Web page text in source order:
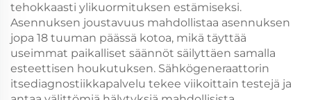
tehokkaasti ylikuormituksen estämiseksi.
Asennuksen joustavuus mahdollistaa asennuksen
jopa 18 tuuman päässä kotoa, mikä täyttää
useimmat paikalliset säännöt säilyttäen samalla
esteettisen houkutuksen. Sähkögeneraattorin
itsediagnostiikkapalvelu tekee viikoittain testejä ja